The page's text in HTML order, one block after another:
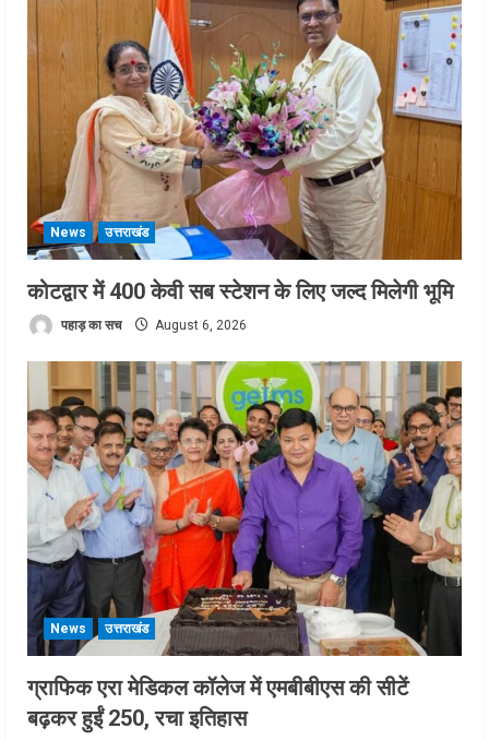
News उत्तराखंड
कोटद्वार में 400 केवी सब स्टेशन के लिए जल्द मिलेगी भूमि
पहाड़ का सच August 6, 2026
News उत्तराखंड
ग्राफिक एरा मेडिकल कॉलेज में एमबीबीएस की सीटें
बढ़कर हुईं 250, रचा इतिहास